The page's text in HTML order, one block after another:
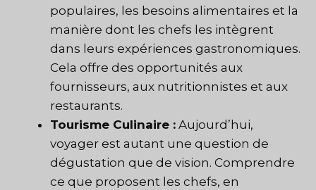
populaires, les besoins alimentaires et la
manière dont les chefs les intègrent
dans leurs expériences gastronomiques.
Cela offre des opportunités aux
fournisseurs, aux nutritionnistes et aux
restaurants.
Tourisme Culinaire : Aujourd’hui,
voyager est autant une question de
dégustation que de vision. Comprendre
ce que proposent les chefs, en